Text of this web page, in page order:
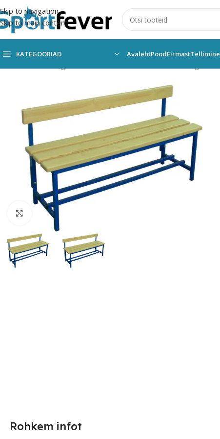
Skip to navigation
Skip to main content
KATEGOORIAD AvalehtPoodFirmastTellimine
Suurendamiseks klõpsake
Rohkem infot